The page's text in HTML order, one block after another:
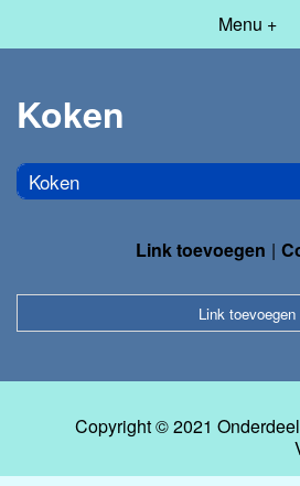
Menu +
Koken
Koken
Link toevoegen
Link toevoegen
Copyright © 2021